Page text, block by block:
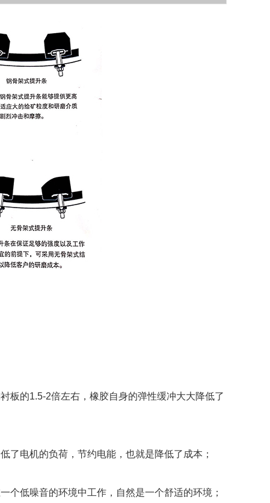
板的1.5-2倍左右，橡胶自身的弹性缓冲大大降低了
了电机的负荷，节约电能，也就是降低了成本；
个低噪音的环境中工作，自然是一个舒适的环境；